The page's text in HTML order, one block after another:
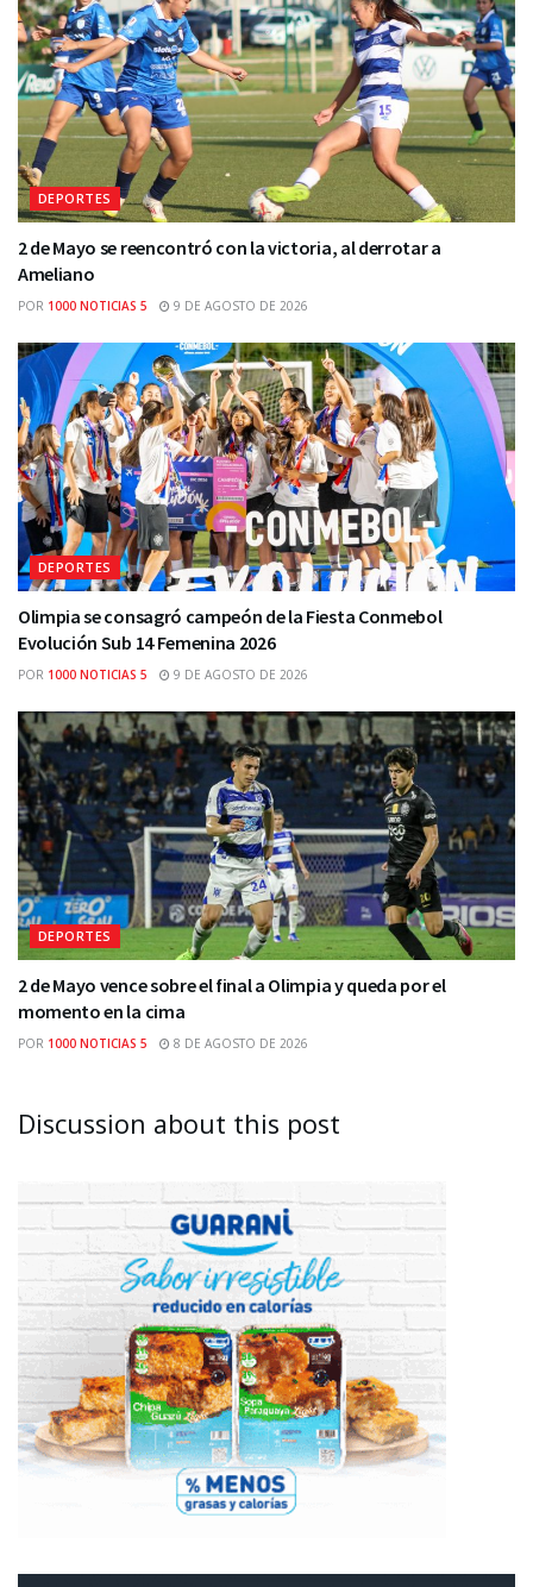
DEPORTES
2 de Mayo se reencontró con la victoria, al derrotar a
Ameliano
POR 1000 NOTICIAS 5 9 DE AGOSTO DE 2026
DEPORTES
Olimpia se consagró campeón de la Fiesta Conmebol
Evolución Sub 14 Femenina 2026
POR 1000 NOTICIAS 5 9 DE AGOSTO DE 2026
DEPORTES
2 de Mayo vence sobre el final a Olimpia y queda por el
momento en la cima
POR 1000 NOTICIAS 5 8 DE AGOSTO DE 2026
Discussion about this post